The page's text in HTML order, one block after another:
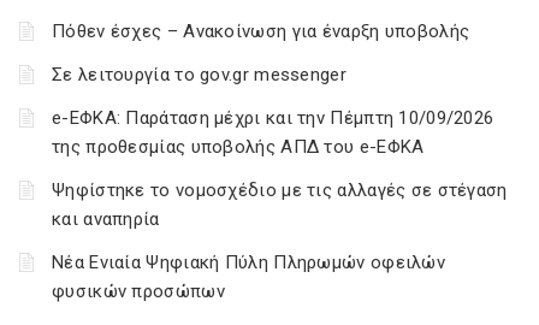
Πόθεν έσχες – Ανακοίνωση για έναρξη υποβολής
Σε λειτουργία το gov.gr messenger
e-ΕΦΚΑ: Παράταση μέχρι και την Πέμπτη 10/09/2026
της προθεσμίας υποβολής ΑΠΔ του e-ΕΦΚΑ
Ψηφίστηκε το νομοσχέδιο με τις αλλαγές σε στέγαση
και αναπηρία
Νέα Ενιαία Ψηφιακή Πύλη Πληρωμών οφειλών
φυσικών προσώπων